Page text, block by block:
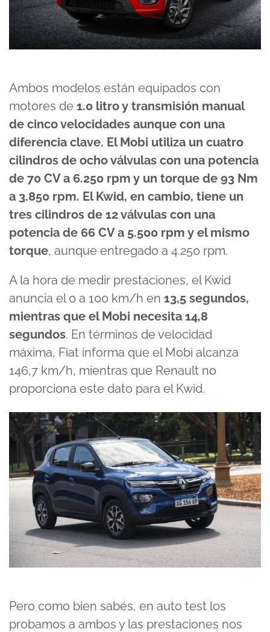
Ambos modelos están equipados con
motores de 1.0 litro y transmisión manual
de cinco velocidades aunque con una
diferencia clave. El Mobi utiliza un cuatro
cilindros de ocho válvulas con una potencia
de 70 CV a 6.250 rpm y un torque de 93 Nm
a 3.850 rpm. El Kwid, en cambio, tiene un
tres cilindros de 12 válvulas con una
potencia de 66 CV a 5.500 rpm y el mismo
torque, aunque entregado a 4.250 rpm.
A la hora de medir prestaciones, el Kwid
anuncia el 0 a 100 km/h en 13,5 segundos,
mientras que el Mobi necesita 14,8
segundos. En términos de velocidad
máxima, Fiat informa que el Mobi alcanza
146,7 km/h, mientras que Renault no
proporciona este dato para el Kwid.
Pero como bien sabés, en auto test los
probamos a ambos y las prestaciones nos